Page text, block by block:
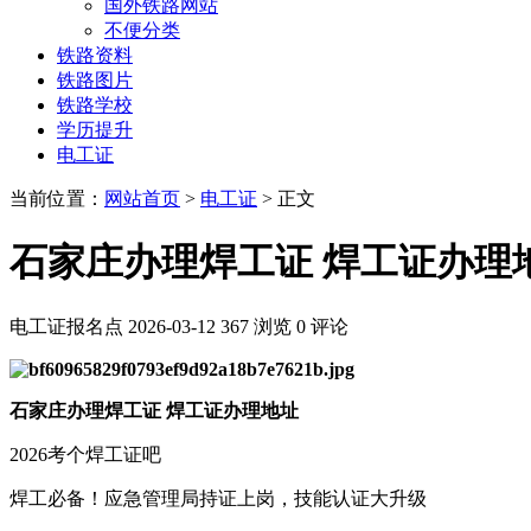
国外铁路网站
不便分类
铁路资料
铁路图片
铁路学校
学历提升
电工证
当前位置： 网站首页 > 电工证 > 正文
石家庄办理焊工证 焊工证办理
电工证报名点 2026-03-12 367 浏览 0 评论
石家庄办理焊工证 焊工证办理地址
2026考个焊工证吧
焊工必备！应急管理局持证上岗，技能认证大升级